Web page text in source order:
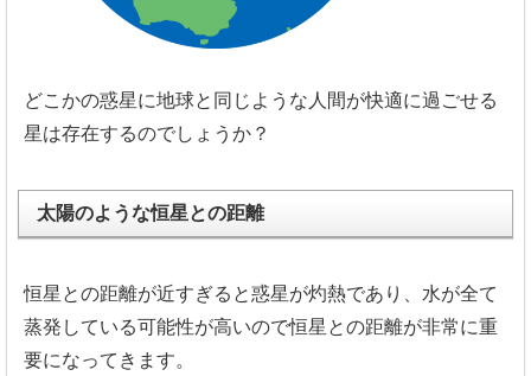
どこかの惑星に地球と同じような人間が快適に過ごせる
星は存在するのでしょうか？
太陽のような恒星との距離
恒星との距離が近すぎると惑星が灼熱であり、 水が全て
蒸発している可能性が高いので恒星との距離が非常に重
要になってきます。